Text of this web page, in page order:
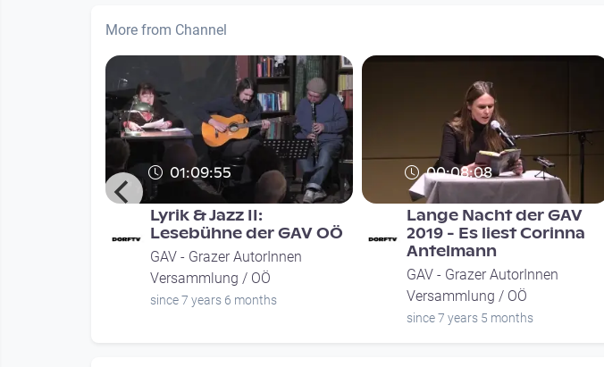
More from Channel
01:09:55
Lyrik & Jazz II:
Lesebühne der GAV OÖ
GAV - Grazer AutorInnen
Versammlung / OÖ
since 7 years 6 months
00:08:08
Lange Nacht der GAV
2019 - Es liest Corinna
Antelmann
GAV - Grazer AutorInnen
Versammlung / OÖ
since 7 years 5 months